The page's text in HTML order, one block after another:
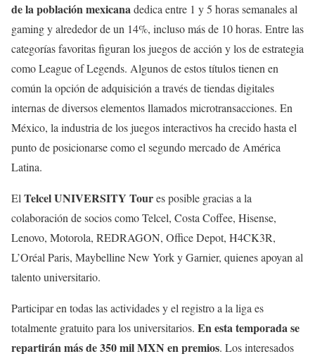
de la población mexicanadedica entre 1 y 5 horas semanales al
gaming y alrededor de un 14%, incluso más de 10 horas. Entre las
categorías favoritas figuran los juegos de acción y los de estrategia
como League of Legends. Algunos de estos títulos tienen en
común la opción de adquisición a través de tiendas digitales
internas de diversos elementos llamados microtransacciones. En
México, la industria de los juegos interactivos ha crecido hasta el
punto de posicionarse como el segundo mercado de América
Latina.
ElTelcel UNIVERSITY Toures posible gracias a la
colaboración de socios como Telcel, Costa Coffee, Hisense,
Lenovo, Motorola, REDRAGON, Office Depot, H4CK3R,
L’Oréal Paris, Maybelline New York y Garnier, quienes apoyan al
talento universitario.
Participar en todas las actividades y el registro a la liga es
totalmente gratuito para los universitarios. En esta temporada se
repartirán más de 350 mil MXN en premios. Los interesados